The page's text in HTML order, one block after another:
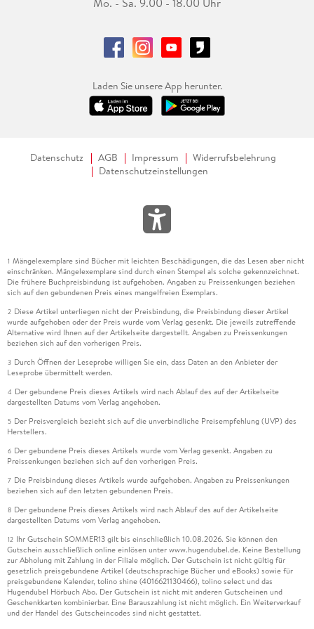
Laden Sie unsere App herunter.
Datenschutz AGB Impressum
Widerrufsbelehrung
Datenschutzeinstellungen
1 Mängelexemplare sind Bücher mit leichten Beschädigungen, die das Lesen aber nicht
einschränken. Mängelexemplare sind durch einen Stempel als solche gekennzeichnet.
Die frühere Buchpreisbindung ist aufgehoben. Angaben zu Preissenkungen beziehen
sich auf den gebundenen Preis eines mangelfreien Exemplars.
2 Diese Artikel unterliegen nicht der Preisbindung, die Preisbindung dieser Artikel
wurde aufgehoben oder der Preis wurde vom Verlag gesenkt. Die jeweils zutreffende
Alternative wird Ihnen auf der Artikelseite dargestellt. Angaben zu Preissenkungen
beziehen sich auf den vorherigen Preis.
3 Durch Öffnen der Leseprobe willigen Sie ein, dass Daten an den Anbieter der
Leseprobe übermittelt werden.
4 Der gebundene Preis dieses Artikels wird nach Ablauf des auf der Artikelseite
dargestellten Datums vom Verlag angehoben.
5 Der Preisvergleich bezieht sich auf die unverbindliche Preisempfehlung (UVP) des
Herstellers.
6 Der gebundene Preis dieses Artikels wurde vom Verlag gesenkt. Angaben zu
Preissenkungen beziehen sich auf den vorherigen Preis.
7 Die Preisbindung dieses Artikels wurde aufgehoben. Angaben zu Preissenkungen
beziehen sich auf den letzten gebundenen Preis.
8 Der gebundene Preis dieses Artikels wird nach Ablauf des auf der Artikelseite
dargestellten Datums vom Verlag angehoben.
12 Ihr Gutschein SOMMER13 gilt bis einschließlich 10.08.2026. Sie können den
Gutschein ausschließlich online einlösen unter www.hugendubel.de. Keine Bestellung
zur Abholung mit Zahlung in der Filiale möglich. Der Gutschein ist nicht gültig für
gesetzlich preisgebundene Artikel (deutschsprachige Bücher und eBooks) sowie für
preisgebundene Kalender, tolino shine (4016621130466), tolino select und das
Hugendubel Hörbuch Abo. Der Gutschein ist nicht mit anderen Gutscheinen und
Geschenkkarten kombinierbar. Eine Barauszahlung ist nicht möglich. Ein Weiterverkauf
und der Handel des Gutscheincodes sind nicht gestattet.